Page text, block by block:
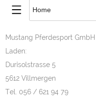
Mustang Pferdesport GmbH
Laden:
Durisolstrasse 5
5612 Villmergen
Tel. 056 / 621 94 79